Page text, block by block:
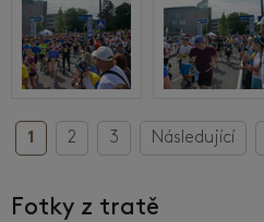
1 2 3 Následující
Fotky z tratě